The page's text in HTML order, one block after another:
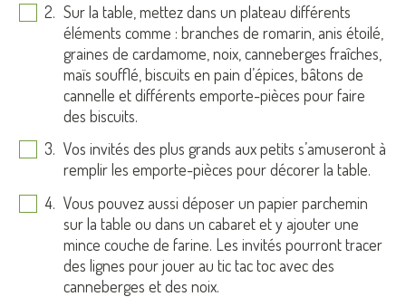
Sur la table, mettez dans un plateau différents
éléments comme : branches de romarin, anis étoilé,
graines de cardamome, noix, canneberges fraîches,
maïs soufflé, biscuits en pain d’épices, bâtons de
cannelle et différents emporte-pièces pour faire
des biscuits.
Vos invités des plus grands aux petits s’amuseront à
remplir les emporte-pièces pour décorer la table.
Vous pouvez aussi déposer un papier parchemin
sur la table ou dans un cabaret et y ajouter une
mince couche de farine. Les invités pourront tracer
des lignes pour jouer au tic tac toc avec des
canneberges et des noix.